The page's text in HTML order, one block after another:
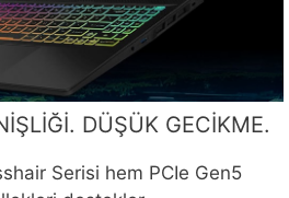
DÜŞÜK GECİKME.
Serisi hem PCIe Gen5